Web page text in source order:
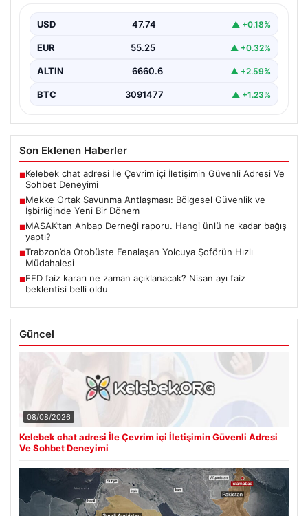
Türkiye, Suudi Arabistan ve Pakistan arasında
ve küresel…
USD 47.74 ▲ +0.18%
EUR 55.25 ▲ +0.32%
ALTIN 6660.6 ▲ +2.59%
BTC 3091477 ▲ +1.23%
Son Eklenen Haberler
■Kelebek chat adresi İle Çevrim içi İletişimin Güvenli Adresi Ve
Sohbet Deneyimi
■Mekke Ortak Savunma Antlaşması: Bölgesel Güvenlik ve
İşbirliğinde Yeni Bir Dönem
■MASAK’tan Ahbap Derneği raporu. Hangi ünlü ne kadar bağış
yaptı?
■Trabzon’da Otobüste Fenalaşan Yolcuya Şoförün Hızlı
Müdahalesi
■FED faiz kararı ne zaman açıklanacak? Nisan ayı faiz
beklentisi belli oldu
Güncel
08/08/2026
Kelebek chat adresi İle Çevrim içi İletişimin Güvenli Adresi
Ve Sohbet Deneyimi